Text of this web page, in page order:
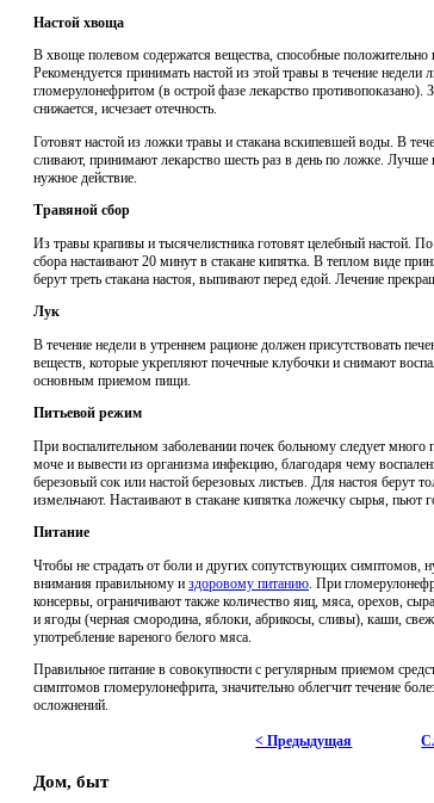
Настой хвоща
В хвоще полевом содержатся вещества, способные положительно
Рекомендуется принимать настой из этой травы в течение
гломерулонефритом (в острой фазе лекарство противопоказано).
снижается, исчезает отечность.
Готовят настой из ложки травы и стакана вскипевшей воды. В
сливают, принимают лекарство шесть раз в день по ложке. Лучше
нужное действие.
Травяной сбор
Из травы крапивы и тысячелистника готовят целебный настой.
сбора настаивают 20 минут в стакане кипятка. В теплом виде
берут треть стакана настоя, выпивают перед едой. Лечение
Лук
В течение недели в утреннем рационе должен присутствовать
веществ, которые укрепляют почечные клубочки и снимают
основным приемом пищи.
Питьевой режим
При воспалительном заболевании почек больному следует много
моче и вывести из организма инфекцию, благодаря чему
березовый сок или настой березовых листьев. Для настоя берут
измельчают. Настаивают в стакане кипятка ложечку сырья, пьют
Питание
Чтобы не страдать от боли и других сопутствующих симптомов,
внимания правильному и здоровому питанию . При
консервы, ограничивают также количество яиц, мяса, орехов,
и ягоды (черная смородина, яблоки, абрикосы, сливы), каши,
употребление вареного белого мяса.
Правильное питание в совокупности с регулярным приемом
симптомов гломерулонефрита, значительно облегчит течение
осложнений.
< Предыдущая
Дом, быт